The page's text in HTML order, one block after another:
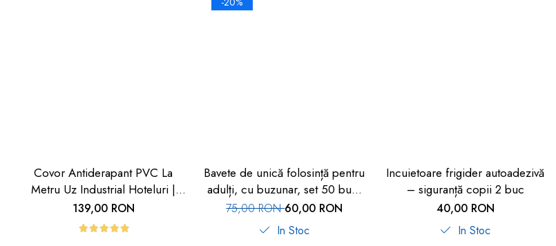
Covor Antiderapant PVC La
Metru Uz Industrial Hoteluri |
Carboysafety
139,00 RON
Bavete de unică folosință pentru
adulți, cu buzunar, set 50 buc,
FM-108
75,00 RON60,00 RON
In Stoc
Incuietoare frigider autoadezivă
– siguranță copii 2 buc
40,00 RON
In Stoc